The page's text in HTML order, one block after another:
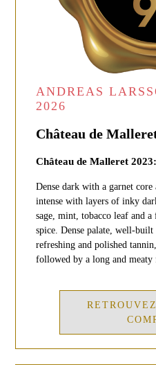
ANDREAS
2026
Château de
Château de Malleret
Dense dark with a garnet
intense with layers of inky
sage, mint, tobacco leaf and
spice. Dense palate, well-
refreshing and polished
followed by a long and meaty